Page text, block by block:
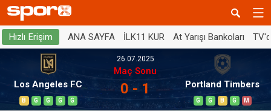
Hızlı Erişim ANA SAYFA İLK11 KUR At Yarışı Bankoları
Los Angeles FC
B G G G G
26.07.2025
Maç Sonu
0 - 1 Portland Timbers
G G B G M